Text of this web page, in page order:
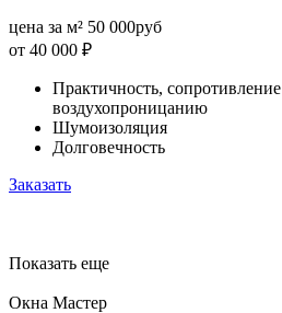
цена за м² 50 000руб
от 40 000 ₽
Практичность,
воздухопроницанию
Шумоизоляция
Долговечность
Заказать
Показать еще
Окна Мастер